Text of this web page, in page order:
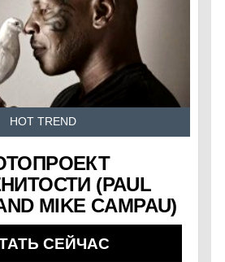
HOT TREND
(PAUL
MIKE CAMPAU)
СЕЙЧАС